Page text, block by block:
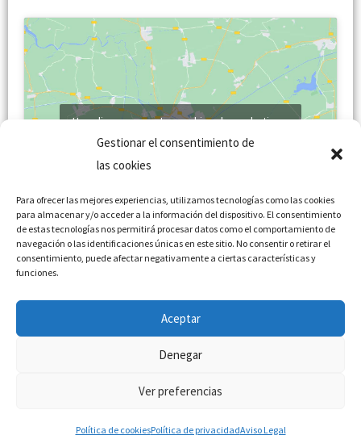
Gestionar el consentimiento de
las cookies
Para ofrecer las mejores experiencias, utilizamos tecnologías como las cookies
para almacenar y/o acceder a la información del dispositivo. El consentimiento
de estas tecnologías nos permitirá procesar datos como el comportamiento de
navegación o las identificaciones únicas en este sitio. No consentir o retirar el
consentimiento, puede afectar negativamente a ciertas características y
funciones.
Aceptar
Denegar
Ver preferencias
Política de cookiesPolítica de privacidadAviso Legal
Haz clic para aceptar cookies de marketing y
permitir este contenido
Copyright © 2022 Academia Trybeca | Powered by
Política de Cookies
Términos y condiciones
Aviso Legal